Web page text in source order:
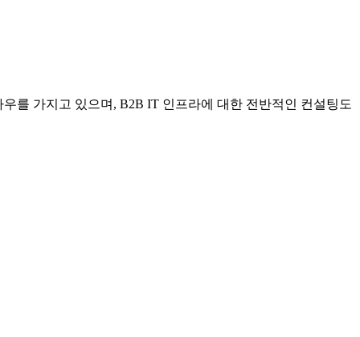
를 가지고 있으며, B2B IT 인프라에 대한 전반적인 컨설팅도